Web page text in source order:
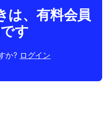
は、有料会員
す
か? ログイン